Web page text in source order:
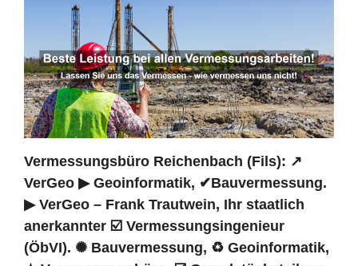
Vermessungsbüro Reichenbach (Fils): ↗️
VerGeo ▶︎ Geoinformatik, ✔Bauvermessung.
▶︎ VerGeo – Frank Trautwein, Ihr staatlich
anerkannter ☑️ Vermessungsingenieur
(ÖbVI). ✺ Bauvermessung, ♻ Geoinformatik,